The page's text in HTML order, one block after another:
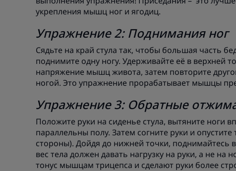
укрепления мышц ног и ягодиц.
Упражнение 2: Поднимания ног
Сядьте на край стула так, чтобы большая часть
поднимите одну ногу. Удерживайте её в верхней
напряжение мышц живота, затем повторите
ногой. Это упражнение прорабатывает мышцы
Упражнение 3: Обратные
Положите руки на сиденье стула, вытяните ноги
параллельны полу. Затем согните руки и
стороны). Дойдя до нижней точки, поднимайтесь
вес тела должен давать нагрузку на руки, а не на
тонус мышцам трицепса и сделают руки более